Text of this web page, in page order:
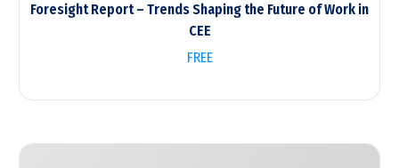
Foresight Report – Trends Shaping the Future of Work in
CEE
FREE